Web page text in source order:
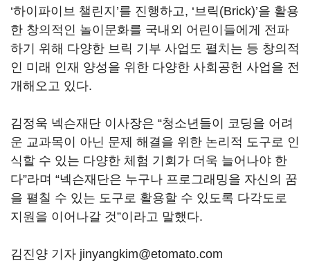
‘하이파이브 챌린지’를 진행하고, ‘브릭(Brick)’을 활용
한 창의적인 놀이문화를 국내외 어린이들에게 전파
하기 위해 다양한 브릭 기부 사업도 펼치는 등 창의적
인 미래 인재 양성을 위한 다양한 사회공헌 사업을 전
개해오고 있다.
김정욱 넥슨재단 이사장은 “청소년들이 코딩을 어려
운 교과목이 아닌 문제 해결을 위한 논리적 도구로 인
식할 수 있는 다양한 체험 기회가 더욱 늘어나야 한
다”라며 “넥슨재단은 누구나 프로그래밍을 자신의 꿈
을 펼칠 수 있는 도구로 활용할 수 있도록 다각도로
지원을 이어나갈 것”이라고 말했다.
김진양 기자 jinyangkim@etomato.com